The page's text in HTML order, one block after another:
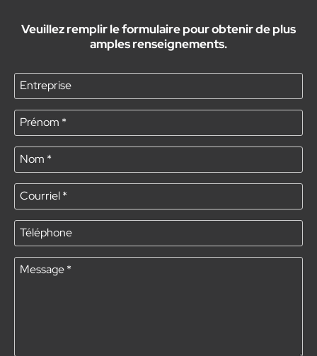
Veuillez remplir le formulaire pour obtenir de plus
amples renseignements.
Entreprise
Prénom *
Nom *
Courriel*
Téléphone
Message*